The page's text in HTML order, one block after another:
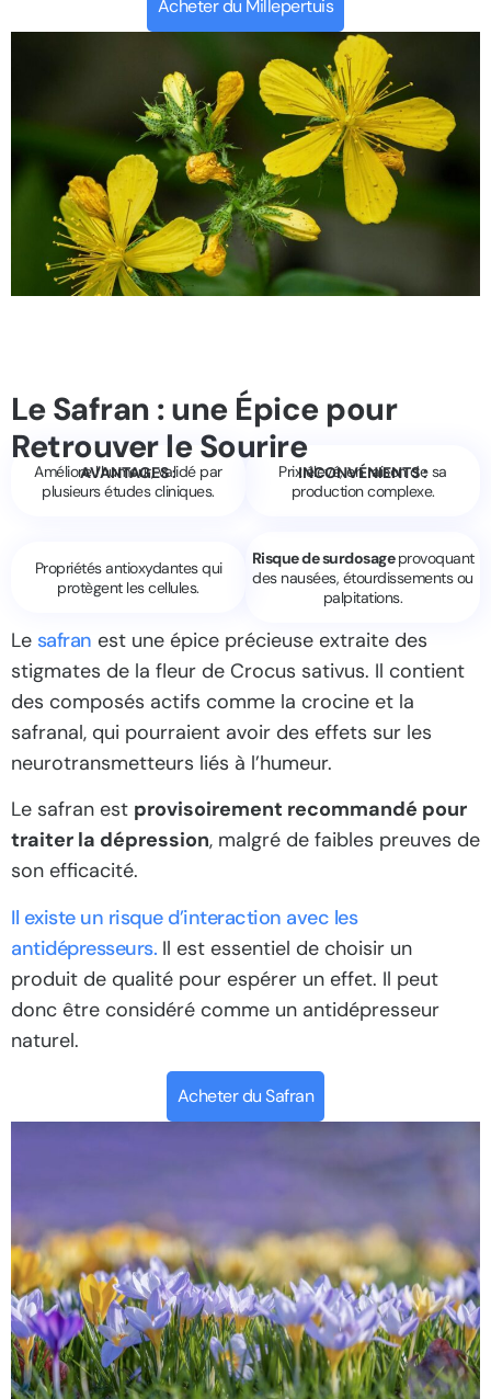
Acheter du Millepertuis
Le Safran : une Épice pour
Retrouver le Sourire
AVANTAGES :
Améliore l’humeur, validé par
plusieurs études cliniques.
Propriétés antioxydantes qui
protègent les cellules.
INCONVÉNIENTS :
Prix élevé, en raison de sa
production complexe.
Risque de surdosageprovoquant
des nausées, étourdissements ou
palpitations.
Le safran est une épice précieuse extraite des
stigmates de la fleur de Crocus sativus. Il contient
des composés actifs comme la crocine et la
safranal, qui pourraient avoir des effets sur les
neurotransmetteurs liés à l’humeur.
Le safran est provisoirement recommandé pour
traiter la dépression, malgré de faibles preuves de
son efficacité.
Il existe un risque d’interaction avec les
antidépresseurs. Il est essentiel de choisir un
produit de qualité pour espérer un effet. Il peut
donc être considéré comme un antidépresseur
naturel.
Acheter du Safran